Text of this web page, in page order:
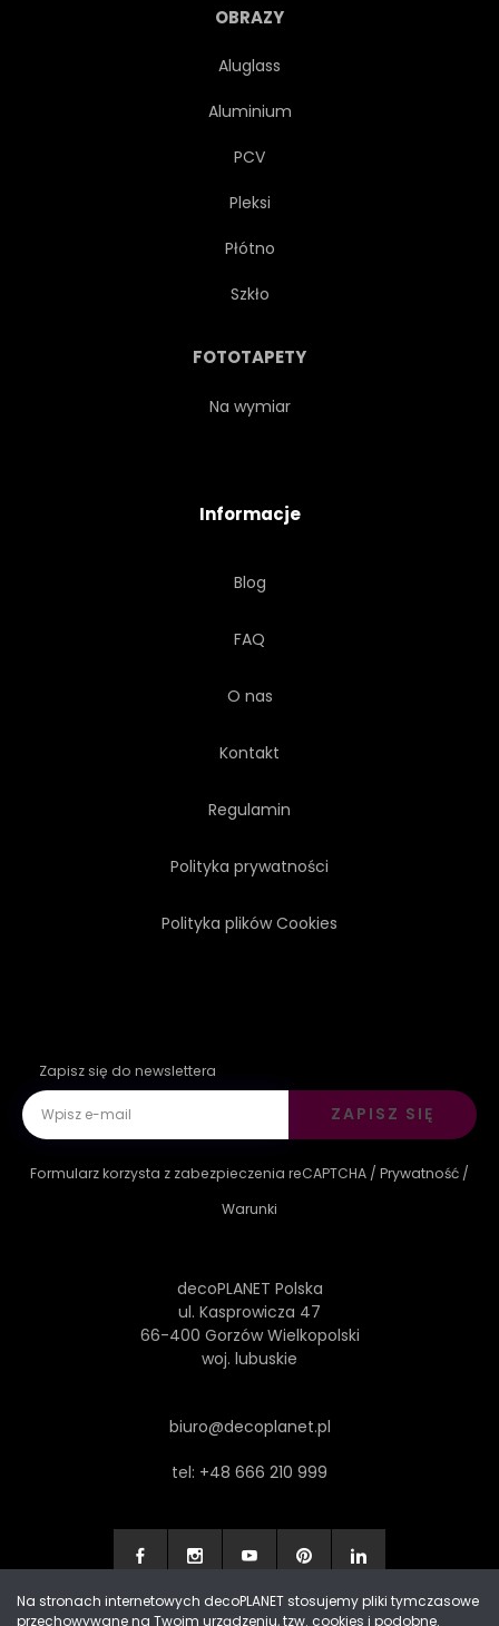
OBRAZY
Aluglass
Aluminium
PCV
Pleksi
Płótno
Szkło
FOTOTAPETY
Na wymiar
Informacje
Blog
FAQ
O nas
Kontakt
Regulamin
Polityka prywatności
Polityka plików Cookies
Zapisz się do newslettera
ZAPISZ SIĘ
Formularz korzysta z zabezpieczenia reCAPTCHA / Prywatność /
Warunki
decoPLANET Polska
ul. Kasprowicza 47
66-400 Gorzów Wielkopolski
woj. lubuskie
biuro@decoplanet.pl
tel: +48 666 210 999
Na stronach internetowych decoPLANET stosujemy pliki tymczasowe
przechowywane na Twoim urządzeniu, tzw. cookies i podobne.